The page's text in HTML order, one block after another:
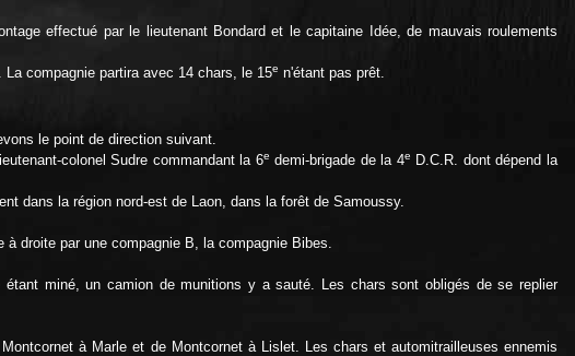
effectué par le lieutenant Bondard et le capitaine Idée, de mauvais roulements
compagnie partira avec 14 chars, le 15e n'étant pas prêt.
le point de direction suivant.
colonel Sudre commandant la 6e demi-brigade de la 4e D.C.R. dont dépend la
dans la région nord-est de Laon, dans la forêt de Samoussy.
droite par une compagnie B, la compagnie Bibes.
miné, un camion de munitions y a sauté. Les chars sont obligés de se replier
à Marle et de Montcornet à Lislet. Les chars et automitrailleuses ennemis